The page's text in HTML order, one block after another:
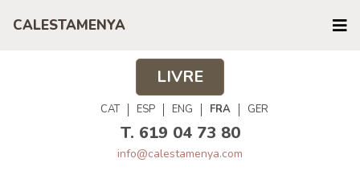
LIVRE
CAT ESP ENG FRA GER
T. 619 04 73 80
info@calestamenya.com
CALESTAMENYA